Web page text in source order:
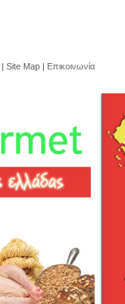
| Site Map | Επικοινωνία